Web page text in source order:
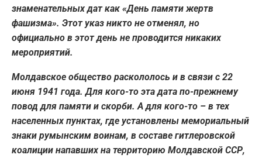
знаменательных дат как «День памяти жертв
фашизма». Этот указ никто не отменял, но
официально в этот день не проводится никаких
мероприятий.
Молдавское общество раскололось и в связи с 22
июня 1941 года. Для кого-то эта дата по-прежнему
повод для памяти и скорби. А для кого-то – в тех
населенных пунктах, где установлены мемориальный
знаки румынским воинам, в составе гитлеровской
коалиции напавших на территорию Молдавской ССР,